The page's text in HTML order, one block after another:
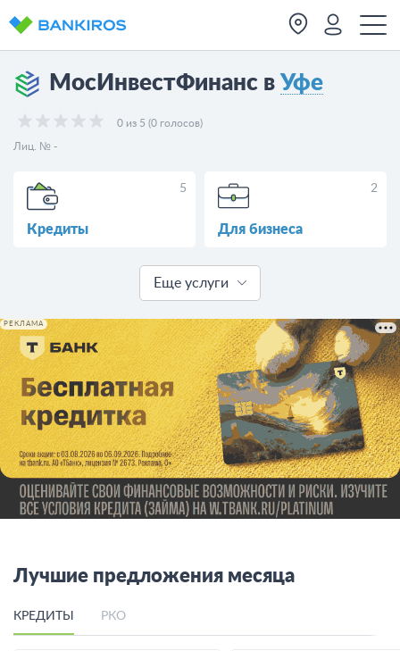
МосИнвестФинанс в Уфе
0 из 5 (0 голосов)
Лиц. № -
5
Кредиты
2
Для бизнеса
Еще услуги
РЕКЛАМА
Лучшие предложения месяца
КРЕДИТЫ РКО